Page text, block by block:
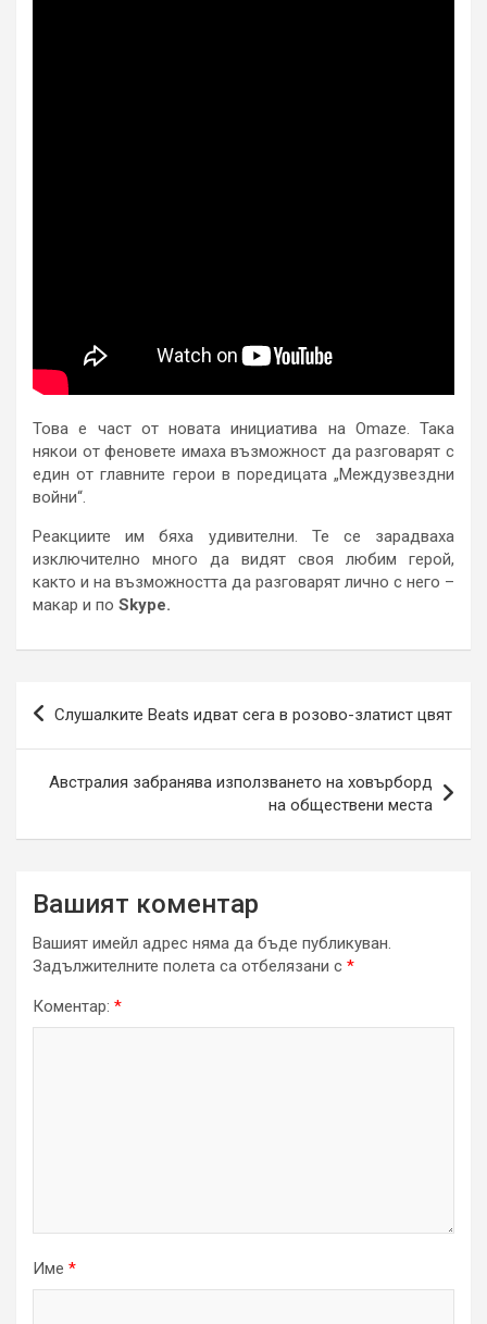
Това е част от новата инициатива на Omaze. Така
някои от феновете имаха възможност да разговарят с
един от главните герои в поредицата „Междузвездни
войни“.
Реакциите им бяха удивителни. Те се зарадваха
изключително много да видят своя любим герой,
както и на възможността да разговарят лично с него –
макар и по Skype.
Навигация
Слушалките Beats идват сега в розово-златист цвят
Австралия забранява използването на ховърборд
на обществени места
Вашият коментар
Вашият имейл адрес няма да бъде публикуван.
Задължителните полета са отбелязани с *
Коментар: *
Име *